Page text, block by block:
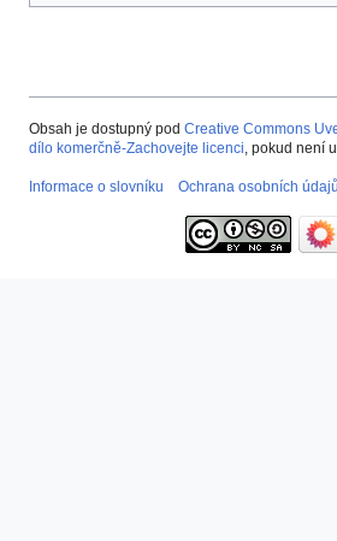
Obsah je dostupný pod Creative Commons
dílo komerčně-Zachovejte licenci, pokud není
Informace o slovníku Ochrana osobních údajů